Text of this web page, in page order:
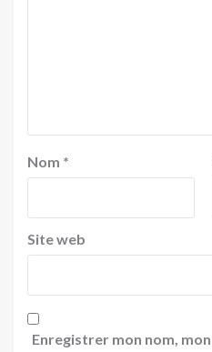
Nom *
Site web
Enregistrer mon nom,